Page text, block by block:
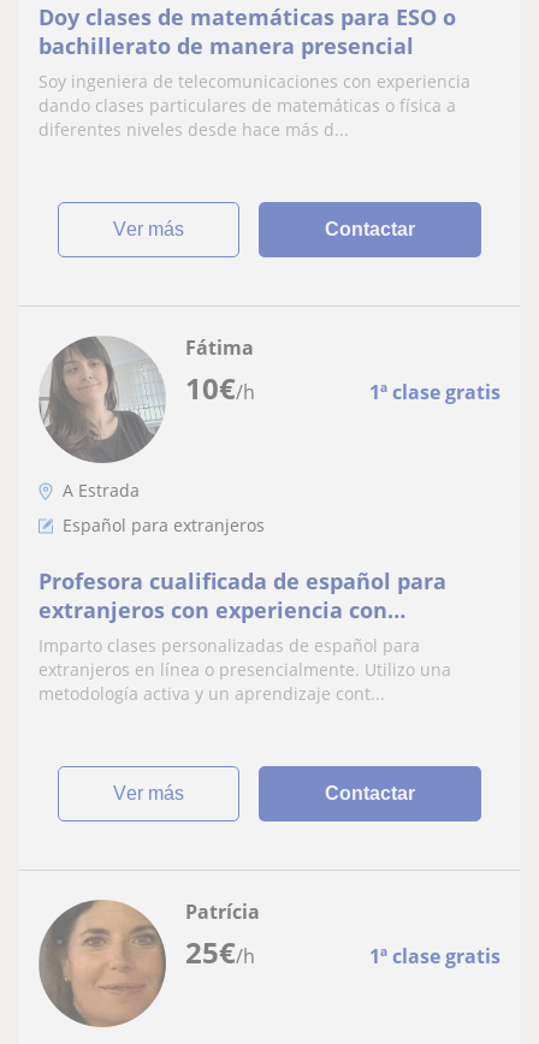
Doy clases de matemáticas para ESO o
bachillerato de manera presencial
Soy ingeniera de telecomunicaciones con experiencia
dando clases particulares de matemáticas o física a
diferentes niveles desde hace más d...
ver más Contactar
10€/h 1ª clase gratis
Fátima
A Estrada
Español para extranjeros
Profesora cualificada de español para
extranjeros con experiencia con
principiantes absolutos.
Imparto clases personalizadas de español para
extranjeros en línea o presencialmente. Utilizo una
metodología activa y un aprendizaje cont...
ver más Contactar
25€/h 1ª clase gratis
Patrícia